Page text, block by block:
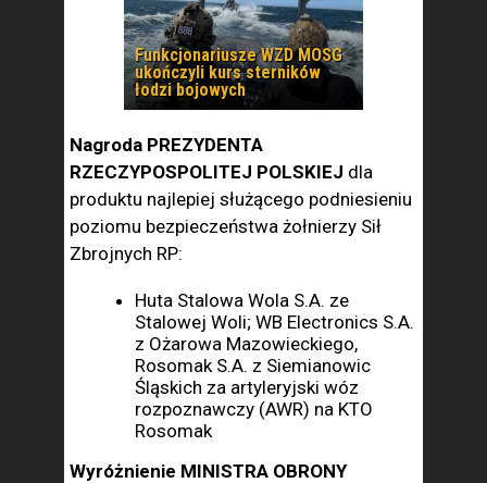
Funkcjonariusze WZD MOSG
ukończyli kurs sterników
łodzi bojowych
Nagroda PREZYDENTA
RZECZYPOSPOLITEJ POLSKIEJ dla
produktu najlepiej służącego podniesieniu
poziomu bezpieczeństwa żołnierzy Sił
Zbrojnych RP:
Huta Stalowa Wola S.A. ze
Stalowej Woli; WB Electronics S.A.
z Ożarowa Mazowieckiego,
Rosomak S.A. z Siemianowic
Śląskich za artyleryjski wóz
rozpoznawczy (AWR) na KTO
Rosomak
Wyróżnienie MINISTRA OBRONY